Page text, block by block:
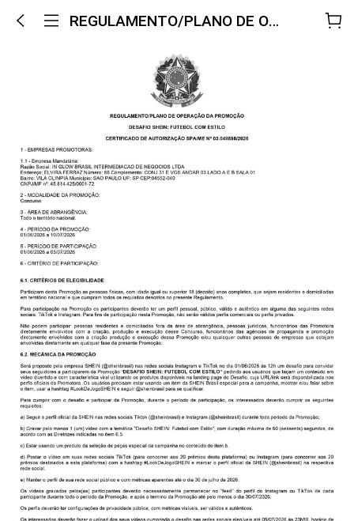
REGULAMENTO/PLANO DE OPERAÇÃO DA PROMOÇÃO DESAFIO